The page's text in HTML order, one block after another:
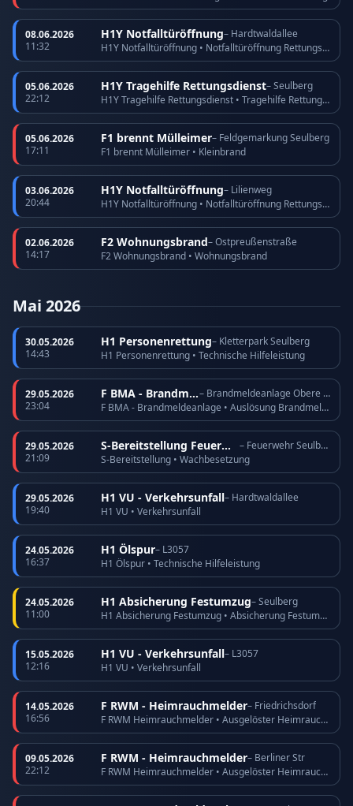
08.06.2026
11:32
H1Y Notfalltüröffnung– Hardtwaldallee
H1Y Notfalltüröffnung • Notfalltüröffnung Rettungsdienst
05.06.2026
22:12
H1Y Tragehilfe Rettungsdienst– Seulberg
H1Y Tragehilfe Rettungsdienst • Tragehilfe Rettungsdienst
05.06.2026
17:11
F1 brennt Mülleimer– Feldgemarkung Seulberg
F1 brennt Mülleimer • Kleinbrand
03.06.2026
20:44
H1Y Notfalltüröffnung– Lilienweg
H1Y Notfalltüröffnung • Notfalltüröffnung Rettungsdienst
02.06.2026
14:17
F2 Wohnungsbrand– Ostpreußenstraße
F2 Wohnungsbrand • Wohnungsbrand
Mai 2026
30.05.2026
14:43
H1 Personenrettung– Kletterpark Seulberg
H1 Personenrettung • Technische Hilfeleistung
29.05.2026
23:04
F BMA - Brandmeldeanlage
– Brandmeldeanlage Obere Römerhofstraße
F BMA - Brandmeldeanlage • Auslösung Brandmeldeanlage
29.05.2026
21:09
S-Bereitstellung Feuerwehr
– Feuerwehr Seulberg
S-Bereitstellung • Wachbesetzung
29.05.2026
19:40
H1 VU - Verkehrsunfall– Hardtwaldallee
H1 VU • Verkehrsunfall
24.05.2026
16:37
H1 Ölspur– L3057
H1 Ölspur • Technische Hilfeleistung
24.05.2026
11:00
H1 Absicherung Festumzug– Seulberg
H1 Absicherung Festumzug • Absicherung Festumzug
15.05.2026
12:16
H1 VU - Verkehrsunfall– L3057
H1 VU • Verkehrsunfall
14.05.2026
16:56
F RWM - Heimrauchmelder– Friedrichsdorf
F RWM Heimrauchmelder • Ausgelöster Heimrauchmelder
09.05.2026
22:12
F RWM - Heimrauchmelder– Berliner Str
F RWM Heimrauchmelder • Ausgelöster Heimrauchmelder